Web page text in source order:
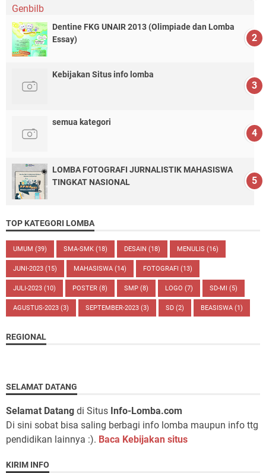
Dentine FKG UNAIR 2013 (Olimpiade dan Lomba
Essay)
Kebijakan Situs info lomba
semua kategori
LOMBA FOTOGRAFI JURNALISTIK MAHASISWA
TINGKAT NASIONAL
TOP KATEGORI LOMBA
UMUM (39) SMA-SMK (18) DESAIN (18) MENULIS (16)
JUNI-2023 (15) MAHASISWA (14) FOTOGRAFI (13)
JULI-2023 (10) POSTER (8) SMP (8) LOGO (7) SD-MI (5)
AGUSTUS-2023 (3) SEPTEMBER-2023 (3) SD (2) BEASISWA (1)
REGIONAL
SELAMAT DATANG
Selamat Datang di Situs Info-Lomba.com
Di sini sobat bisa saling berbagi info lomba maupun info ttg
pendidikan lainnya :). Baca Kebijakan situs
KIRIM INFO